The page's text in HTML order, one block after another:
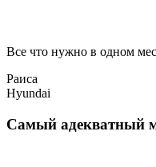
Все что нужно в одном
Раиса
Hyundai
Самый адекватный